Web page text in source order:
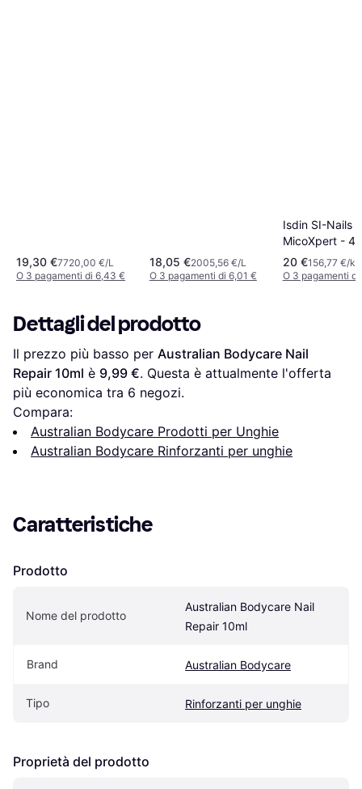
19,30 €7720,00 €/L
O 3 pagamenti di 6,43 €
18,05 €2005,56 €/L
O 3 pagamenti di 6,01 €
Isdin SI-Nails
MicoXpert -
20 €156,77 €/kg
O 3 pagamenti di
Dettagli del prodotto
Il prezzo più basso per Australian Bodycare Nail
Repair 10ml è 9,99 €. Questa è attualmente l'offerta
più economica tra 6 negozi.
Compara:
Australian Bodycare Prodotti per Unghie
Australian Bodycare Rinforzanti per unghie
Caratteristiche
Prodotto
Nome del prodotto
Australian Bodycare Nail
Repair 10ml
Brand Australian Bodycare
Tipo Rinforzanti per unghie
Proprietà del prodotto